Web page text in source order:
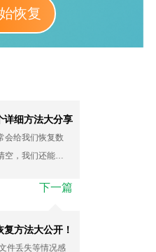
恢复
详细方法大分享
会给我们恢复数
，我们还能恢
下一篇
方法大公开！
件丢失等情况感